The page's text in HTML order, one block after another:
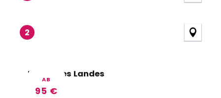
2
AB
95 €
Relais des Landes